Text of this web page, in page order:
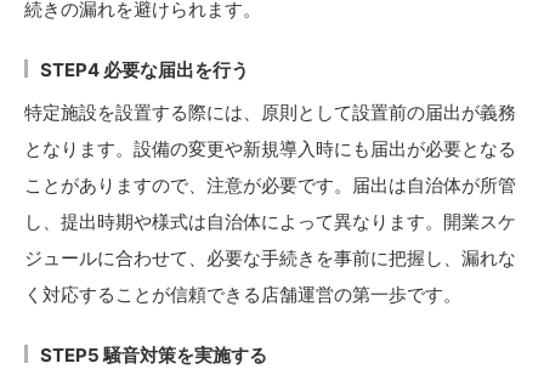
続きの漏れを避けられます。
STEP4 必要な届出を行う
特定施設を設置する際には、原則として設置前の届出が義務
となります。設備の変更や新規導入時にも届出が必要となる
ことがありますので、注意が必要です。届出は自治体が所管
し、提出時期や様式は自治体によって異なります。開業スケ
ジュールに合わせて、必要な手続きを事前に把握し、漏れな
く対応することが信頼できる店舗運営の第一歩です。
STEP5 騒音対策を実施する